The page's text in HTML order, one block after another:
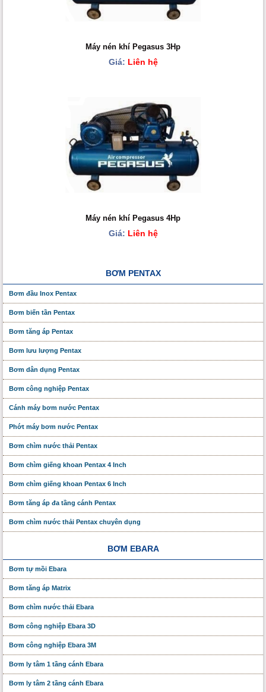
Máy nén khí Pegasus 3Hp
Giá: Liên hệ
Máy nén khí Pegasus 4Hp
Giá: Liên hệ
BƠM PENTAX
Bơm đầu Inox Pentax
Bơm biến tần Pentax
Bơm tăng áp Pentax
Bơm lưu lượng Pentax
Bơm dân dụng Pentax
Bơm công nghiệp Pentax
Cánh máy bơm nước Pentax
Phớt máy bơm nước Pentax
Bơm chìm nước thải Pentax
Bơm chìm giếng khoan Pentax 4 Inch
Bơm chìm giếng khoan Pentax 6 Inch
Bơm tăng áp đa tầng cánh Pentax
Bơm chìm nước thải Pentax chuyên dụng
BƠM EBARA
Bơm tự mồi Ebara
Bơm tăng áp Matrix
Bơm chìm nước thải Ebara
Bơm công nghiệp Ebara 3D
Bơm công nghiệp Ebara 3M
Bơm ly tâm 1 tầng cánh Ebara
Bơm ly tâm 2 tầng cánh Ebara